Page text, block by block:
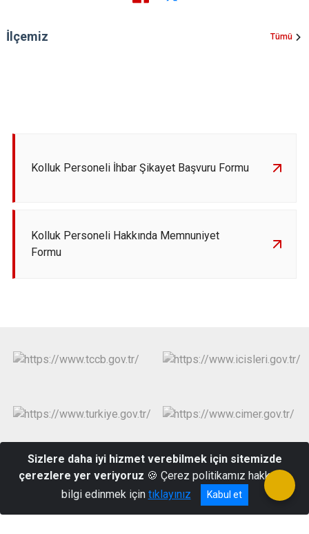
İlçemiz Tümü
Kolluk Personeli İhbar Şikayet Başvuru Formu
Kolluk Personeli Hakkında Memnuniyet
Formu
Cumhuriyet Mah. Atatürk Bulvarı No:5 Delice/KIRIKKALE
03186185003
Sizlere daha iyi hizmet verebilmek için sitemizde
çerezlere yer veriyoruz 🍪 Çerez politikamız hakkında
bilgi edinmek için tıklayınız Kabul et